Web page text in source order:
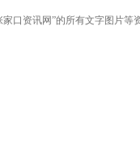
口资讯网”的所有文字图片